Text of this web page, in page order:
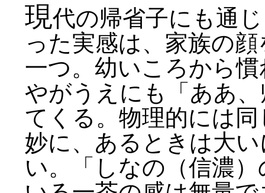
現代の帰省子にも通
った実感は、家族の
一つ。幼いころから
やがうえにも「ああ
てくる。物理的には
妙に、あるときは大
い。「しなの（信濃